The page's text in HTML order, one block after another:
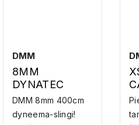
DMM
8MM
DYNATEC
SLING 400CM
– SLINGI
DMM 8mm 400cm
dyneema-slingi!
–